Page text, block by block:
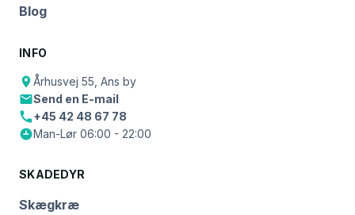
Blog
INFO
Århusvej 55, Ans by
Send en E-mail
+45 42 48 67 78
Man-Lør 06:00 - 22:00
SKADEDYR
Skægkræ